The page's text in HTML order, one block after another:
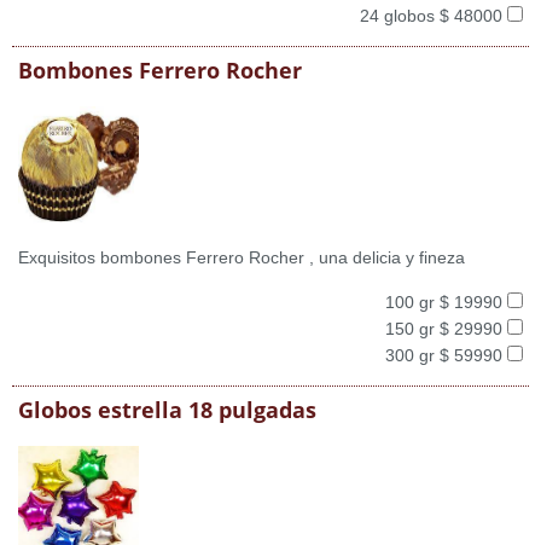
24 globos $ 48000
Bombones Ferrero Rocher
Exquisitos bombones Ferrero Rocher , una delicia y fineza
100 gr $ 19990
150 gr $ 29990
300 gr $ 59990
Globos estrella 18 pulgadas